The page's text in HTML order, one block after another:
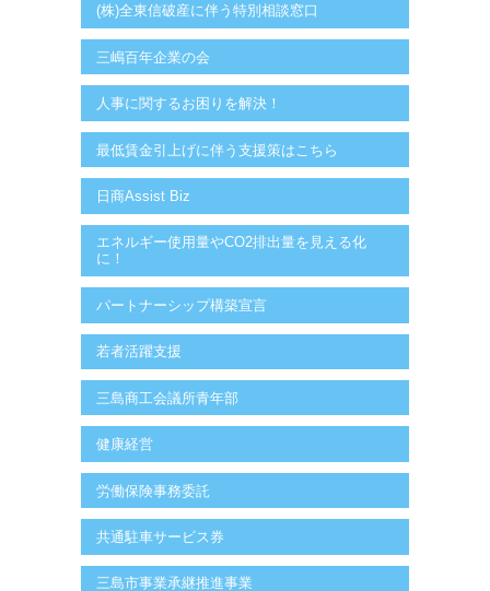
(株)全東信破産に伴う特別相談窓口
三嶋百年企業の会
人事に関するお困りを解決！
最低賃金引上げに伴う支援策はこちら
日商Assist Biz
エネルギー使用量やCO2排出量を見える化
に！
パートナーシップ構築宣言
若者活躍支援
三島商工会議所青年部
健康経営
労働保険事務委託
共通駐車サービス券
三島市事業承継推進事業